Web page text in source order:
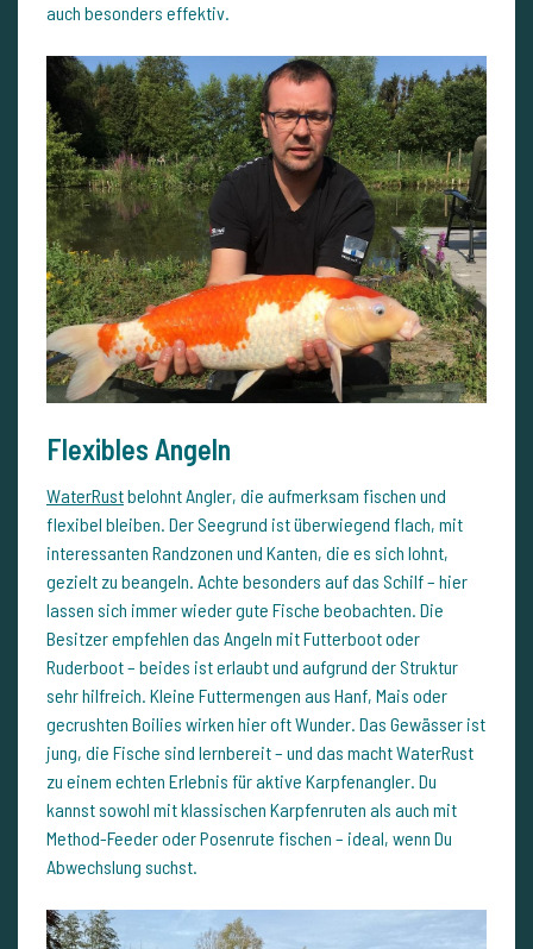
auch besonders effektiv.
Flexibles Angeln
WaterRustbelohnt Angler, die aufmerksam fischen und
flexibel bleiben. Der Seegrund ist überwiegend flach, mit
interessanten Randzonen und Kanten, die es sich lohnt,
gezielt zu beangeln. Achte besonders auf das Schilf – hier
lassen sich immer wieder gute Fische beobachten. Die
Besitzer empfehlen das Angeln mit Futterboot oder
Ruderboot – beides ist erlaubt und aufgrund der Struktur
sehr hilfreich. Kleine Futtermengen aus Hanf, Mais oder
gecrushten Boilies wirken hier oft Wunder. Das Gewässer ist
jung, die Fische sind lernbereit – und das macht WaterRust
zu einem echten Erlebnis für aktive Karpfenangler. Du
kannst sowohl mit klassischen Karpfenruten als auch mit
Method-Feeder oder Posenrute fischen – ideal, wenn Du
Abwechslung suchst.